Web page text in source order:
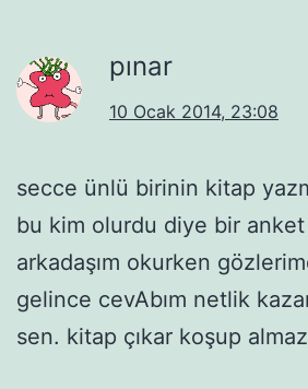
pınar
10 Ocak 2014, 23:08
secce ünlü birinin kitap
bu kim olurdu diye bir anket
arkadaşım okurken
gelince cevAbım netlik
sen. kitap çıkar koşup